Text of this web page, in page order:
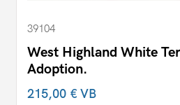
39104
West Highland White
Adoption.
215,00 €VB